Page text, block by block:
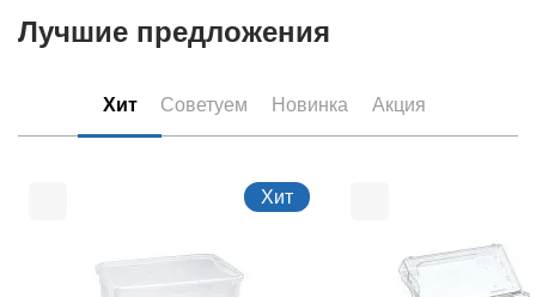
Лучшие предложения
Хит Советуем Новинка Акция
Хит